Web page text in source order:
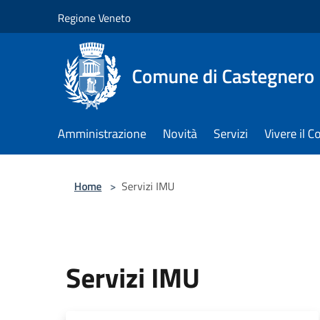
Regione Veneto
Comune di Castegnero
Amministrazione Novità Servizi Vivere il
Home > Servizi IMU
Servizi IMU